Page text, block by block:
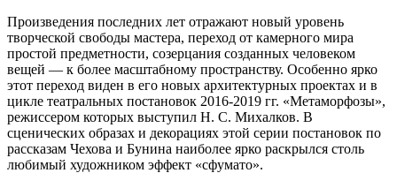
Произведения последних лет отражают новый уровень
творческой свободы мастера, переход от камерного мира
простой предметности, созерцания созданных человеком
вещей — к более масштабному пространству. Особенно ярко
этот переход виден в его новых архитектурных проектах и в
цикле театральных постановок 2016-2019 гг. «Метаморфозы»,
режиссером которых выступил Н. С. Михалков. В
сценических образах и декорациях этой серии постановок по
рассказам Чехова и Бунина наиболее ярко раскрылся столь
любимый художником эффект «сфумато».